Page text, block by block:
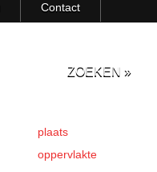
Contact
plaats
oppervlakte